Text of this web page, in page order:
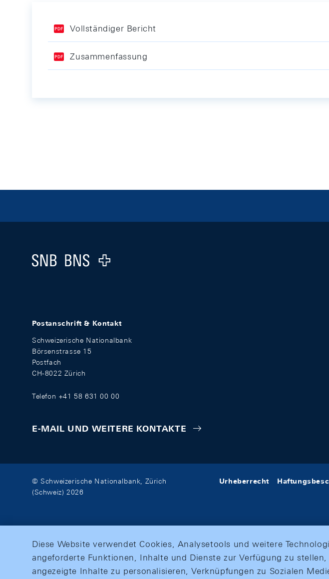
Vollständiger Bericht
Zusammenfassung
Logo
Postanschrift & Kontakt
Schweizerische Nationalbank
Börsenstrasse 15
Postfach
CH-8022 Zürich
Telefon +41 58 631 00 00
E-MAIL UND WEITERE KONTAKTE
© Schweizerische Nationalbank, Zürich
(Schweiz) 2026
Urheberrecht
Diese Website verwendet Cookies, Analysetools und weitere
angeforderte Funktionen, Inhalte und Dienste zur Verfügung zu stellen,
angezeigte Inhalte zu personalisieren, Verknüpfungen zu Sozialen